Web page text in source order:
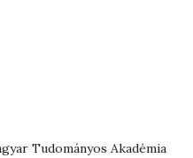
Tudományos Akadémia